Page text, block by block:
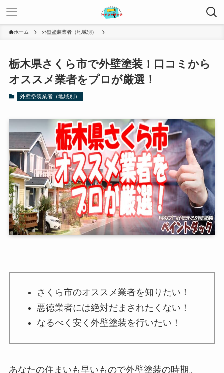
ホーム 外壁塗装業者（地域別）
栃木県さくら市で外壁塗装！口コミから
オススメ業者をプロが厳選！
外壁塗装業者（地域別）
さくら市のオススメ業者を知りたい！
悪徳業者には絶対だまされたくない！
なるべく安く外壁塗装を行いたい！
あなたの住まいも早いもので外壁塗装の時期。